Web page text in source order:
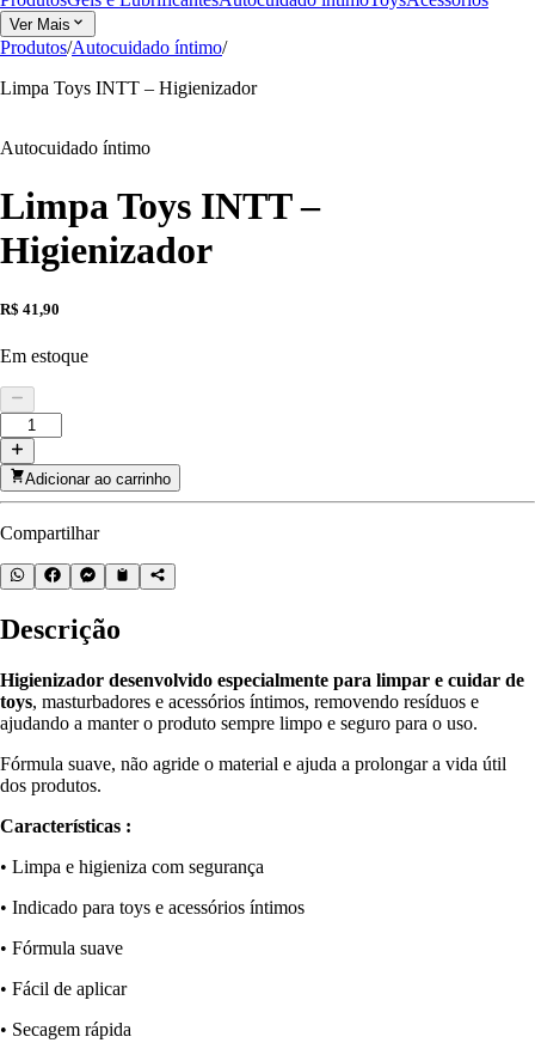
Ver Mais
Produtos/Autocuidado íntimo/
Limpa Toys INTT – Higienizador
Autocuidado íntimo
Limpa Toys INTT –
Higienizador
R$ 41,90
Em estoque
Adicionar ao carrinho
Compartilhar
Descrição
Higienizador desenvolvido especialmente para limpar e cuidar de
toys, masturbadores e acessórios íntimos, removendo resíduos e
ajudando a manter o produto sempre limpo e seguro para o uso.
Fórmula suave, não agride o material e ajuda a prolongar a vida útil
dos produtos.
Características :
• Limpa e higieniza com segurança
• Indicado para toys e acessórios íntimos
• Fórmula suave
• Fácil de aplicar
• Secagem rápida